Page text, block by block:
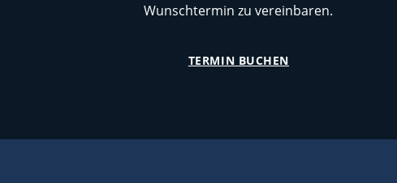
Wunschtermin zu vereinbaren.
TERMIN BUCHEN